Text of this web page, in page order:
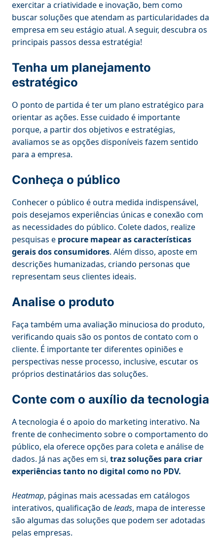
exercitar a criatividade e inovação, bem como
buscar soluções que atendam as particularidades da
empresa em seu estágio atual. A seguir, descubra os
principais passos dessa estratégia!
Tenha um planejamento
estratégico
O ponto de partida é ter um plano estratégico para
orientar as ações. Esse cuidado é importante
porque, a partir dos objetivos e estratégias,
avaliamos se as opções disponíveis fazem sentido
para a empresa.
Conheça o público
Conhecer o público é outra medida indispensável,
pois desejamos experiências únicas e conexão com
as necessidades do público. Colete dados, realize
pesquisas e procure mapear as características
gerais dos consumidores. Além disso, aposte em
descrições humanizadas, criando personas que
representam seus clientes ideais.
Analise o produto
Faça também uma avaliação minuciosa do produto,
verificando quais são os pontos de contato com o
cliente. É importante ter diferentes opiniões e
perspectivas nesse processo, inclusive, escutar os
próprios destinatários das soluções.
Conte com o auxílio da tecnologia
A tecnologia é o apoio do marketing interativo. Na
frente de conhecimento sobre o comportamento do
público, ela oferece opções para coleta e análise de
dados. Já nas ações em si, traz soluções para criar
experiências tanto no digital como no PDV.
Heatmap, páginas mais acessadas em catálogos
interativos, qualificação deleads, mapa de interesse
são algumas das soluções que podem ser adotadas
pelas empresas.